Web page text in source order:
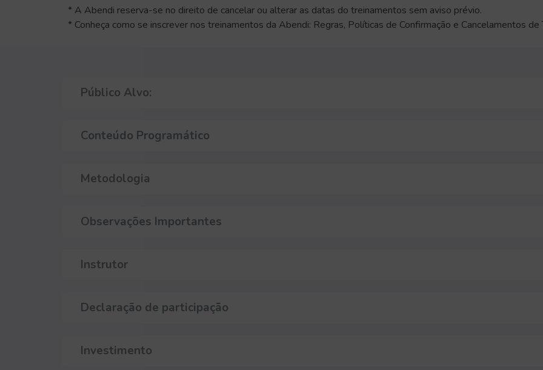
* A Abendi reserva-se no direito de cancelar ou alterar as datas do treinamentos sem aviso prévio.
* Conheça como se inscrever nos treinamentos da Abendi: Regras, Políticas de Confirmação e Cancelamentos de
Público Alvo:
Conteúdo Programático
Metodologia
Observações Importantes
Instrutor
Declaração de participação
Investimento